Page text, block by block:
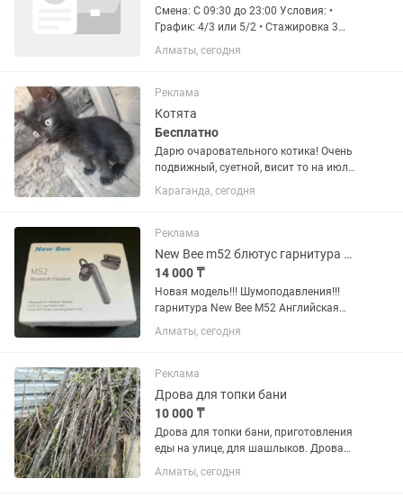
Смена: С 09:30 до 23:00 Условия: •
График: 4/3 или 5/2 • Стажировка 3
день. Оплачивается 2-3 день
Своевременная оплата каждый 15
зарплата + бонусы и дорожные...
Алматы, сегодня
Реклама
Котята
Бесплатно
Дарю очаровательного котика! Очень
подвижный, суетной, висит то на июле
то на спине, энергии хоть отбавляй, как
устанет ляжет рядом помурлычет))) к
на улицу
Караганда, сегодня
Реклама
New Bee m52 блютус гарнитура Новая!
14 000 ₸
Новая модель!!! Шумоподавления!!!
гарнитура New Bee M52 Английская
версия В упаковке, абсолютно новая,
комфорт и свобода общения без
Bluetooth‑гарнитура для тех, кто ценит...
Алматы, сегодня
Реклама
Дрова для топки бани
10 000 ₸
Дрова для топки бани, приготовления
еды на улице, для шашлыков. Дрова
разных форм и размеров. Самовывоз,
примерно газель дров.
Алматы, сегодня